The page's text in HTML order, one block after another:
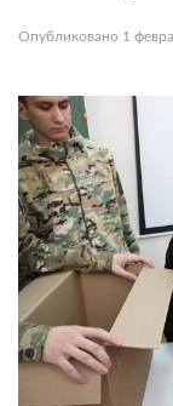
Опубликовано 1